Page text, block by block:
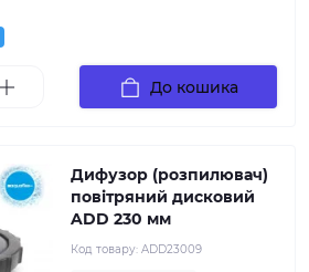
До кошика
Дифузор (розпилювач)
повітряний дисковий
ADD 230 мм
Код товару: ADD23009